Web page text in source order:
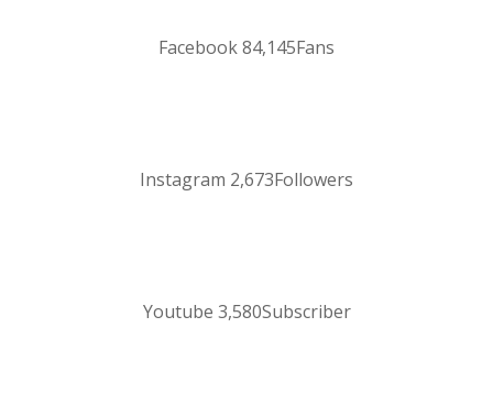
Facebook84,145Fans
Instagram 2,673Followers
Youtube 3,580Subscriber